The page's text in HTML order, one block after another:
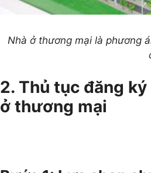
Nhà ở thương mại là phương
2. Thủ tục đăng
ở thương mại